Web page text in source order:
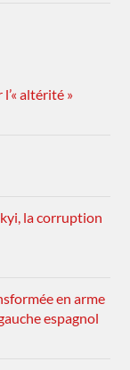
altérité »
la corruption
en arme
espagnol